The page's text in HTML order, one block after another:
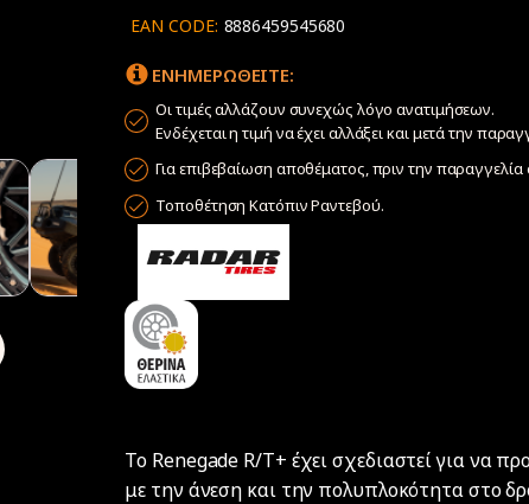
M+S
ποσότητα
EAN CODE: 8886459545680
ΕΝΗΜΕΡΩΘΕΙΤΕ:
Οι τιμές αλλάζουν συνεχώς λόγο ανατιμήσεων.
Ενδέχεται η τιμή να έχει αλλάξει και μετά την
Για επιβεβαίωση αποθέματος, πριν την
Τοποθέτηση Κατόπιν Ραντεβού.
Το Renegade R/T+ έχει σχεδιαστεί για να
με την άνεση και την πολυπλοκότητα στο